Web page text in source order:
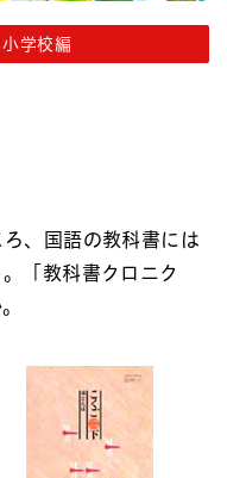
学校編
、国語の教科書には
「教科書クロニク